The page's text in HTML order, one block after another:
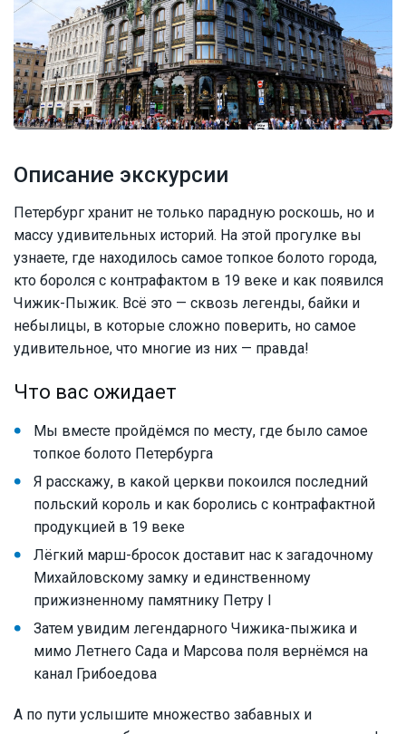
Описание экскурсии
Петербург хранит не только парадную роскошь, но и
массу удивительных историй. На этой прогулке вы
узнаете, где находилось самое топкое болото города,
кто боролся с контрафактом в 19 веке и как появился
Чижик-Пыжик. Всё это — сквозь легенды, байки и
небылицы, в которые сложно поверить, но самое
удивительное, что многие из них — правда!
Что вас ожидает
Мы вместе пройдёмся по месту, где было самое
топкое болото Петербурга
Я расскажу, в какой церкви покоился последний
польский король и как боролись с контрафактной
продукцией в 19 веке
Лёгкий марш-бросок доставит нас к загадочному
Михайловскому замку и единственному
прижизненному памятнику Петру I
Затем увидим легендарного Чижика-пыжика и
мимо Летнего Сада и Марсова поля вернёмся на
канал Грибоедова
А по пути услышите множество забавных и